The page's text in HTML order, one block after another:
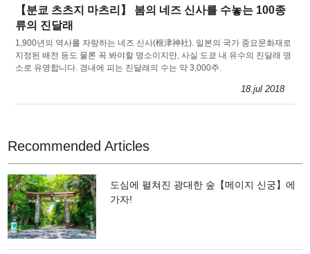
【분쿄 츠츠지 마츠리】 봄의 네즈 신사를 수놓는 100종
류의 진달래
1,900년의 역사를 자랑하는 네즈 신사(根津神社). 일본의 국가 중요문화재로
지정된 배전 등도 물론 꼭 봐야할 명소이지만, 사실 도쿄 내 유수의 진달래 명
소로 유명합니다. 경내에 피는 진달래의 수는 약 3,000주.
18.jul 2018
Recommended Articles
도심에 펼쳐진 광대한 숲【메이지 신궁】에
가자!